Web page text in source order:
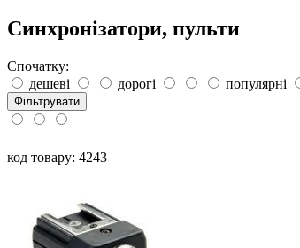
Синхронізатори, пульти
Спочатку:
дешеві
дорогі популярні
Фільтрувати
код товару: 4243